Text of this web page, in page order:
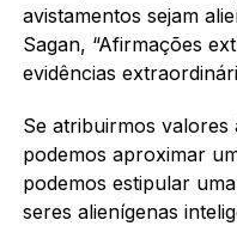
avistamentos sejam
Sagan, “Afirmações
evidências
Se atribuirmos valores
podemos aproximar
podemos estipular
seres alienígenas